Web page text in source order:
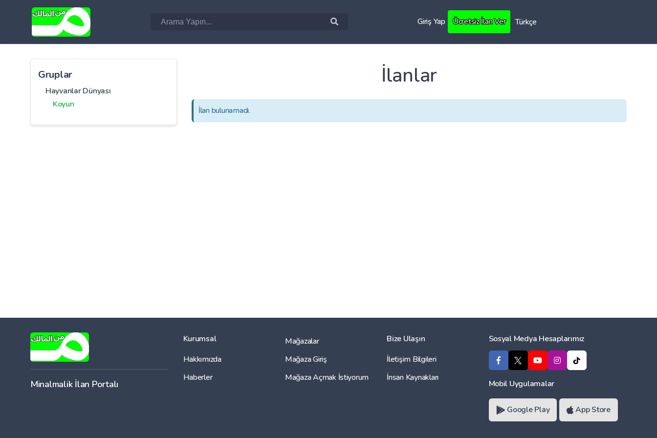
Giriş Yap Ücretsiz İlan Ver Türkçe
Gruplar
Hayvanlar Dünyası
Koyun
İlanlar
İlan bulunamadı.
Minalmalik İlan Portalı
Kurumsal
Hakkımızda
Haberler
Mağazalar
Mağaza Giriş
Mağaza Açmak İstiyorum
Bize Ulaşın
İletişim Bilgileri
İnsan Kaynakları
Sosyal Medya Hesaplarımız
Mobil Uygulamalar
Google Play App Store